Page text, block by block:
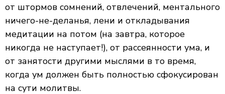
от штормов сомнений, отвлечений, ментального
ничего-не-деланья, лени и откладывания
медитации на потом (на завтра, которое
никогда не наступает!), от рассеянности ума, и
от занятости другими мыслями в то время,
когда ум должен быть полностью сфокусирован
на сути молитвы.